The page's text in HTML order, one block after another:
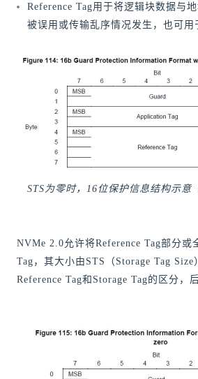
Reference Tag用于将逻辑块数据与
被误用或传输乱序情况发生，也可用
STS为零时，16位保护信息结构示意
NVMe 2.0允许将Reference Tag部分或
Tag，其大小由STS（Storage Tag
Reference Tag和Storage Tag的区分，